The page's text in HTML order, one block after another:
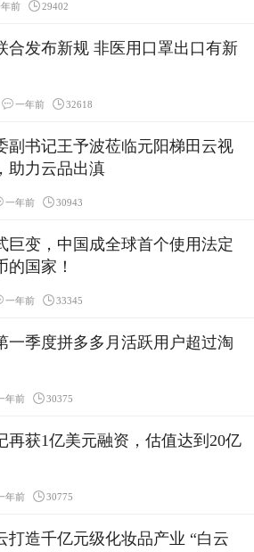
前 29402
合发布新规 非医用口罩出口有新
一年前 32618
副书记王予波莅临元阳梯田云视
助力云品出滇
一年前 30943
巨变，中国成全球首个使用法定
的国家！
一年前 33345
一季度拼多多月活跃用户超过淘
年前 30375
再获1亿美元融资，估值达到20亿
年前 30775
打造千亿元级化妆品产业 “白云